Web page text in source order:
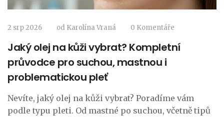
2 srp 2026 od Karolína Vraná 0 Komentáře
Jaký olej na kůži vybrat? Kompletní
průvodce pro suchou, mastnou i
problematickou pleť
Nevíte, jaký olej na kůži vybrat? Poradíme vám
podle typu pleti. Od mastné po suchou, včetně tipů